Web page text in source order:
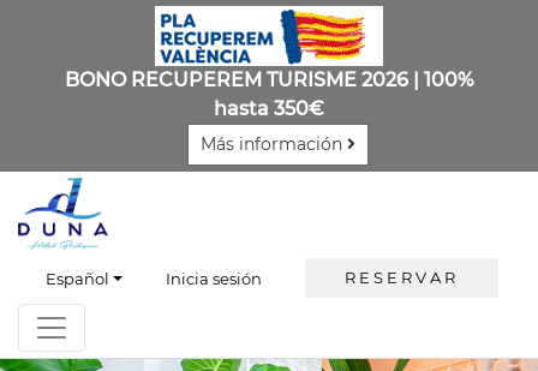
BONO RECUPEREM TURISME 2026 | 100%
hasta 350€
Más información
Español Inicia sesión RESERVAR